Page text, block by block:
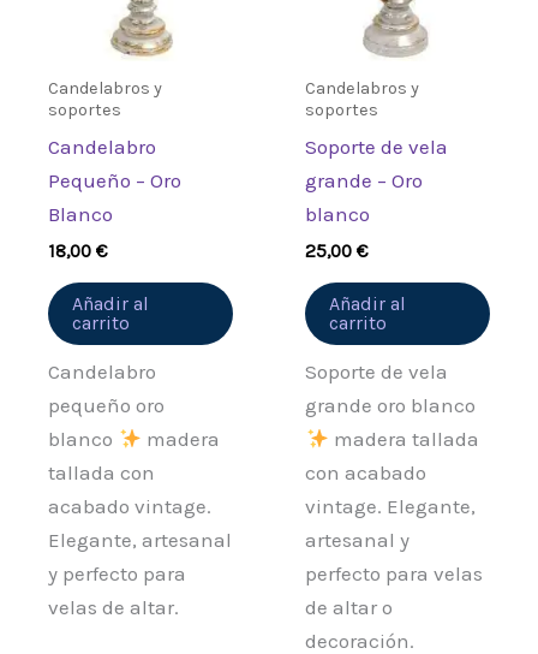
Candelabros y
soportes
Candelabro
Pequeño – Oro
Blanco
18,00€
Añadir al
carrito
Candelabro
pequeño oro
blanco
madera
tallada con
acabado vintage.
Elegante, artesanal
y perfecto para
velas de altar.
Candelabros y
soportes
Soporte de vela
grande – Oro
blanco
25,00€
Añadir al
carrito
Soporte de vela
grande oro blanco
madera tallada
con acabado
vintage. Elegante,
artesanal y
perfecto para velas
de altar o
decoración.